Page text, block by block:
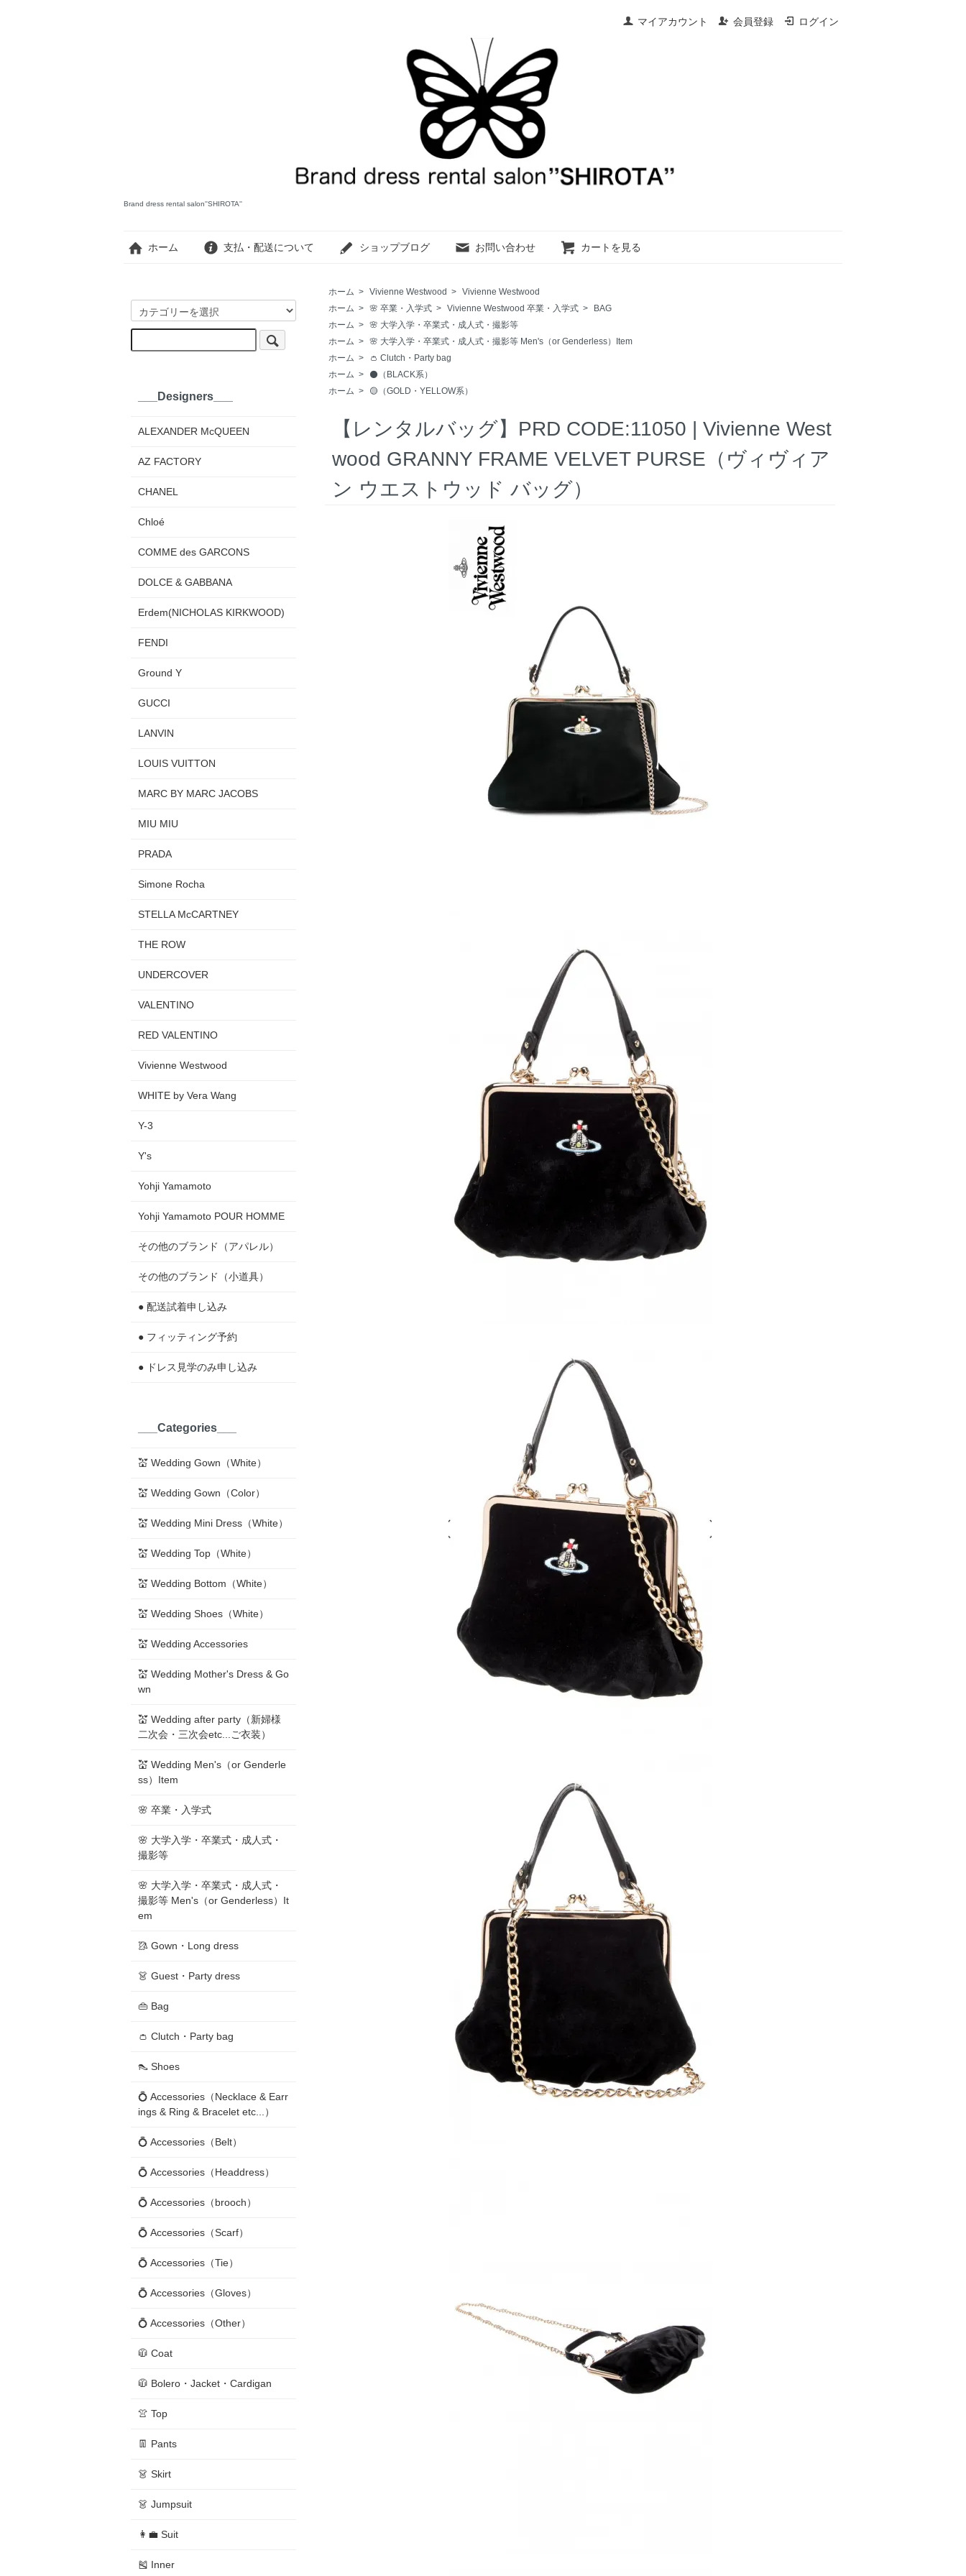
マイアカウント 会員登録 ログイン
Brand dress rental salon''SHIROTA''
ホーム 支払・配送について ショップブログ お問い合わせ カートを見る
ホーム > Vivienne Westwood > Vivienne Westwood
ホーム > 🌸 卒業・入学式 > Vivienne Westwood 卒業・入学式 >
BAG
ホーム > 🌸 大学入学・卒業式・成人式・撮影等
ホーム > 🌸 大学入学・卒業式・成人式・撮影等 Men's（or Genderless）Item
ホーム >
👛 Clutch・Party bag
ホーム >
⚫️（BLACK系）
ホーム > 🟡（GOLD・YELLOW系）
【レンタルバッグ】PRD CODE:11050 | Vivienne West
wood GRANNY FRAME VELVET PURSE（ヴィヴィア
ン ウエストウッド バッグ）
___Designers___
ALEXANDER McQUEEN
AZ FACTORY
CHANEL
Chloé
COMME des GARCONS
DOLCE & GABBANA
Erdem(NICHOLAS KIRKWOOD)
FENDI
Ground Y
GUCCI
LANVIN
LOUIS VUITTON
MARC BY MARC JACOBS
MIU MIU
PRADA
Simone Rocha
STELLA McCARTNEY
THE ROW
UNDERCOVER
VALENTINO
RED VALENTINO
Vivienne Westwood
WHITE by Vera Wang
Y-3
Y's
Yohji Yamamoto
Yohji Yamamoto POUR HOMME
その他のブランド（アパレル）
その他のブランド（小道具）
● 配送試着申し込み
● フィッティング予約
● ドレス見学のみ申し込み
___Categories___
💒 Wedding Gown（White）
💒 Wedding Gown（Color）
💒 Wedding Mini Dress（White）
💒 Wedding Top（White）
💒 Wedding Bottom（White）
💒 Wedding Shoes（White）
💒 Wedding Accessories
💒 Wedding Mother's Dress & Go
wn
💒 Wedding after party（新婦様
二次会・三次会etc...ご衣装）
💒 Wedding Men's（or Genderle
ss）Item
🌸 卒業・入学式
🌸 大学入学・卒業式・成人式・
撮影等
🌸 大学入学・卒業式・成人式・
撮影等 Men's（or Genderless）It
em
🥻 Gown・Long dress
👗 Guest・Party dress
👜 Bag
👛 Clutch・Party bag
👠 Shoes
💍 Accessories（Necklace & Earr
ings & Ring & Bracelet etc...）
💍 Accessories（Belt）
💍 Accessories（Headdress）
💍 Accessories（brooch）
💍 Accessories（Scarf）
💍 Accessories（Tie）
💍 Accessories（Gloves）
💍 Accessories（Other）
🧥 Coat
🧥 Bolero・Jacket・Cardigan
👚 Top
👖 Pants
👗 Skirt
👗 Jumpsuit
👩‍💼 Suit
🎽 Inner